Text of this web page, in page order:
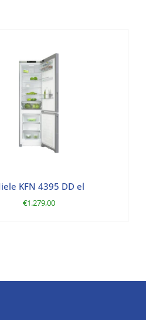
KFN 4395 DD el
€1.279,00